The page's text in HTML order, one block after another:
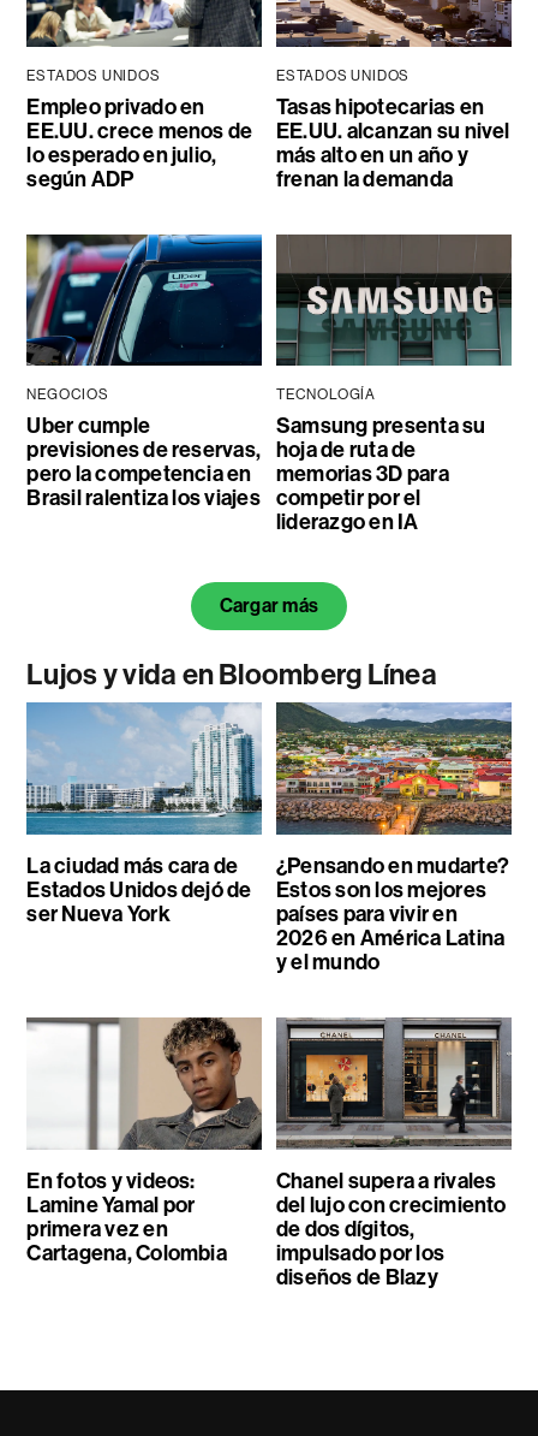
ESTADOS UNIDOS
Empleo privado en
EE.UU. crece menos de
lo esperado en julio,
según ADP
ESTADOS UNIDOS
Tasas hipotecarias en
EE.UU. alcanzan su nivel
más alto en un año y
frenan la demanda
NEGOCIOS
Uber cumple
previsiones de reservas,
pero la competencia en
Brasil ralentiza los viajes
TECNOLOGÍA
Samsung presenta su
hoja de ruta de
memorias 3D para
competir por el
liderazgo en IA
Cargar más
Lujos y vida en Bloomberg Línea
La ciudad más cara de
Estados Unidos dejó de
ser Nueva York
¿Pensando en mudarte?
Estos son los mejores
países para vivir en
2026 en América Latina
y el mundo
En fotos y videos:
Lamine Yamal por
primera vez en
Cartagena, Colombia
Chanel supera a rivales
del lujo con crecimiento
de dos dígitos,
impulsado por los
diseños de Blazy